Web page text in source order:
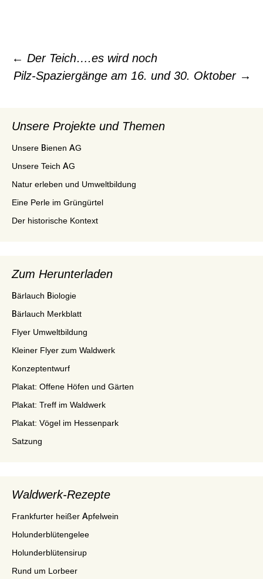
Beitrags-
Navigation
← Der Teich….es wird noch
Pilz-Spaziergänge am 16. und 30. Oktober →
Unsere Projekte und Themen
Unsere Bienen AG
Unsere Teich AG
Natur erleben und Umweltbildung
Eine Perle im Grüngürtel
Der historische Kontext
Zum Herunterladen
Bärlauch Biologie
Bärlauch Merkblatt
Flyer Umweltbildung
Kleiner Flyer zum Waldwerk
Konzeptentwurf
Plakat: Offene Höfen und Gärten
Plakat: Treff im Waldwerk
Plakat: Vögel im Hessenpark
Satzung
Waldwerk-Rezepte
Frankfurter heißer Apfelwein
Holunderblütengelee
Holunderblütensirup
Rund um Lorbeer